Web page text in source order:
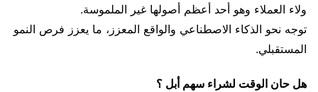
ولاء العملاء وهو أحد أعظم أصولها غير الملموسة.
توجه نحو الذكاء الاصطناعي والواقع المعزز، ما يعزز فرص النمو
المستقبلي.
هل حان الوقت لشراء سهم أبل ؟